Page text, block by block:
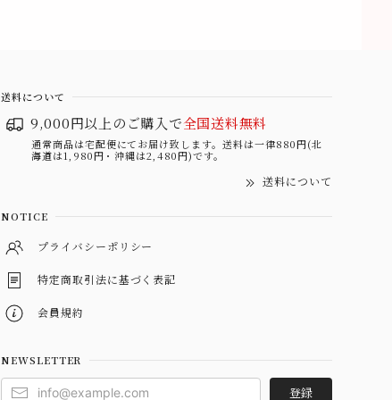
送料について
9,000円以上のご購入で全国送料無料
通常商品は宅配便にてお届け致します。送料は一律880円(北
海道は1,980円・沖縄は2,480円)です。
送料について
NOTICE
プライバシーポリシー
特定商取引法に基づく表記
会員規約
NEWSLETTER
登録